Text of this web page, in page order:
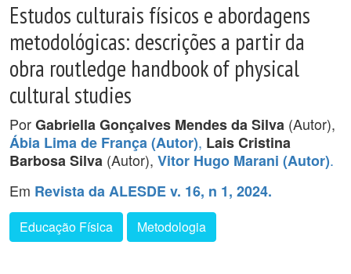
Estudos culturais físicos e abordagens
metodológicas: descrições a partir da
obra routledge handbook of physical
cultural studies
PorGabriella Gonçalves Mendes da Silva (Autor),
Ábia Lima de França (Autor), Lais Cristina
Barbosa Silva (Autor), Vitor Hugo Marani (Autor).
Em Revista da ALESDE v. 16, n 1, 2024.
Educação Física Metodologia